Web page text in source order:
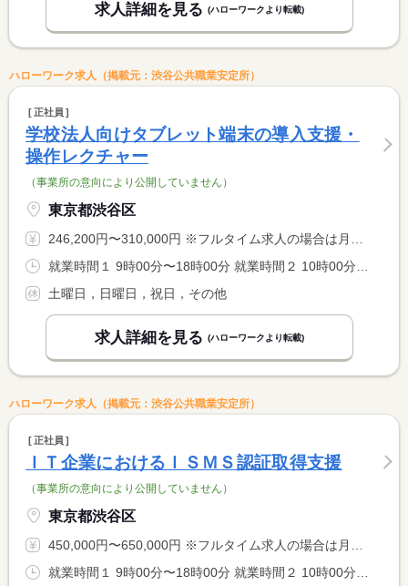
求人詳細を見る (ハローワークより転載)
ハローワーク求人（掲載元：渋谷公共職業安定所）
正社員
学校法人向けタブレット端末の導入支援・
操作レクチャー
（事業所の意向により公開していません）
東京都渋谷区
246,200円〜310,000円 ※フルタイム求人の場合は月額（換算額）、パート求人の場合は時間額を表示しています。
土曜日，日曜日，祝日，その他
求人詳細を見る (ハローワークより転載)
ハローワーク求人（掲載元：渋谷公共職業安定所）
正社員
ＩＴ企業におけるＩＳＭＳ認証取得支援
（事業所の意向により公開していません）
東京都渋谷区
450,000円〜650,000円 ※フルタイム求人の場合は月額（換算額）、パート求人の場合は時間額を表示しています。